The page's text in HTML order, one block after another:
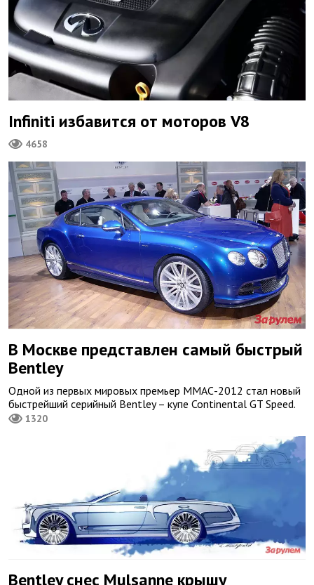
Infiniti избавится от моторов V8
4658
В Москве представлен самый быстрый
Bentley
Одной из первых мировых премьер ММАС-2012 стал новый
быстрейший серийный Bentley – купе Continental GT Speed.
1320
Bentley снес Mulsanne крышу